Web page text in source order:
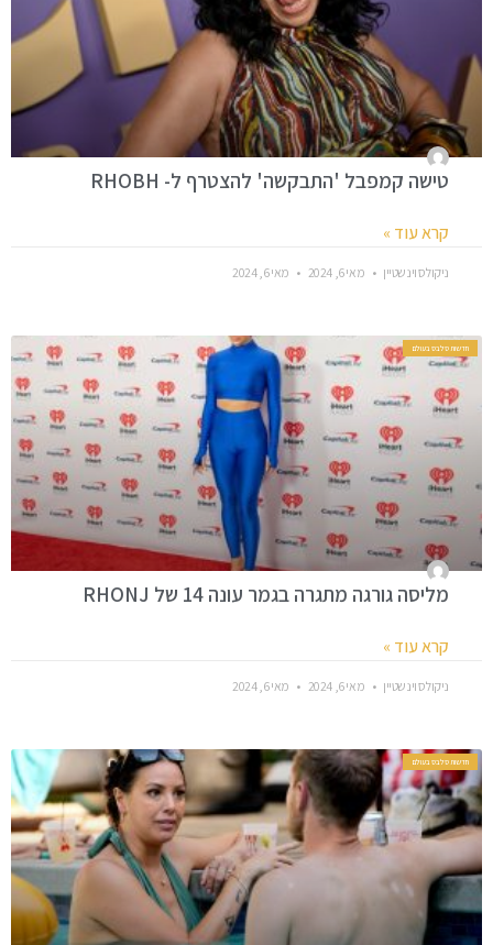
טישה קמפבל 'התבקשה' להצטרף ל- RHOBH
קרא עוד »
ניקולס וינשטיין מאי 6, 2024 מאי 6, 2024
חדשות סלבס בעולם
מליסה גורגה מתגרה בגמר עונה 14 של RHONJ
קרא עוד »
ניקולס וינשטיין מאי 6, 2024 מאי 6, 2024
חדשות סלבס בעולם